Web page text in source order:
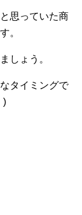
思っていた商
。
しょう。
タイミングで
)